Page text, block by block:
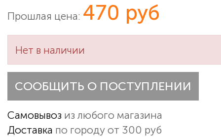
Прошлая цена: 470 руб
Нет в наличии
СООБЩИТЬ О ПОСТУПЛЕНИИ
Самовывоз из любого магазина
Доставка по городу от 300 руб